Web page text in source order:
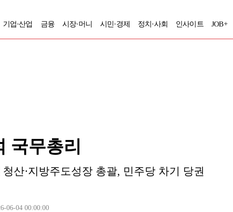
기업·산업 금융 시장·머니 시민·경제 정치·사회 인사이트 JOB+
국무총리
산·지방주도성장 총괄, 민주당 차기 당권
06-04 00:00:00